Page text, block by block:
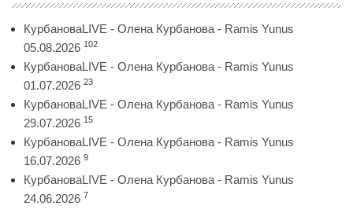
КурбановаLIVE - Олена Курбанова - Ramis Yunus
05.08.2026 102
КурбановаLIVE - Олена Курбанова - Ramis Yunus
01.07.2026 23
КурбановаLIVE - Олена Курбанова - Ramis Yunus
29.07.2026 15
КурбановаLIVE - Олена Курбанова - Ramis Yunus
16.07.2026 9
КурбановаLIVE - Олена Курбанова - Ramis Yunus
24.06.2026 7